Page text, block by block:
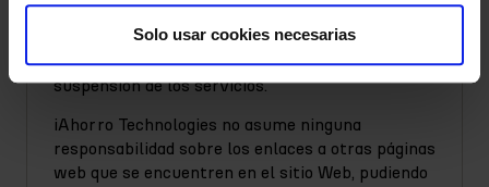
Solo usar cookies necesarias
Technologies comunicará al Usuario, con
antelación suficiente, la fecha prevista para la
suspensión de los servicios.
iAhorro Technologies no asume ninguna
responsabilidad sobre los enlaces a otras páginas
web que se encuentren en el sitio Web, pudiendo